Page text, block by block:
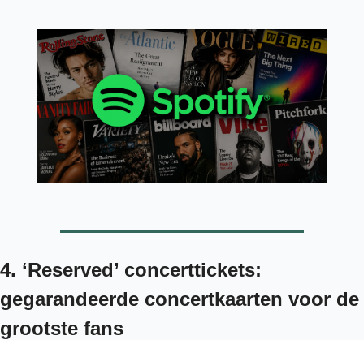
4. ‘Reserved’ concerttickets:
gegarandeerde concertkaarten voor de
grootste fans